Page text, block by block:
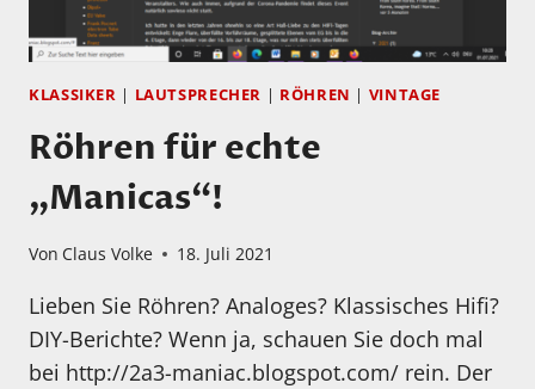
KLASSIKER LAUTSPRECHER RÖHREN VINTAGE
Röhren für echte
„Manicas“!
Von Claus Volke 18. Juli 2021
Lieben Sie Röhren? Analoges? Klassisches Hifi?
DIY-Berichte? Wenn ja, schauen Sie doch mal
bei http://2a3-maniac.blogspot.com/ rein. Der